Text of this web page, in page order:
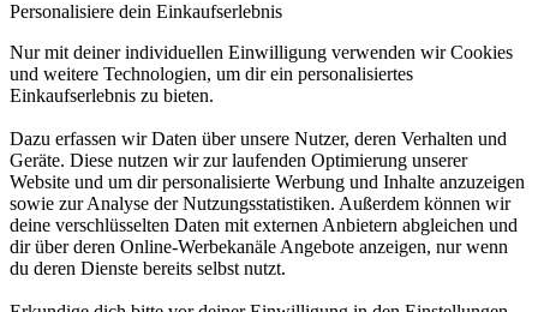
Personalisiere dein Einkaufserlebnis
Nur mit deiner individuellen Einwilligung verwenden wir Cookies
und weitere Technologien, um dir ein personalisiertes
Einkaufserlebnis zu bieten.
Dazu erfassen wir Daten über unsere Nutzer, deren Verhalten und
Geräte. Diese nutzen wir zur laufenden Optimierung unserer
Website und um dir personalisierte Werbung und Inhalte anzuzeigen
sowie zur Analyse der Nutzungsstatistiken. Außerdem können wir
deine verschlüsselten Daten mit externen Anbietern abgleichen und
dir über deren Online-Werbekanäle Angebote anzeigen, nur wenn
du deren Dienste bereits selbst nutzt.